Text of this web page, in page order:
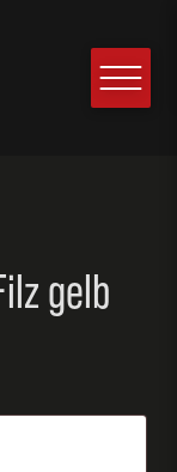
gelb